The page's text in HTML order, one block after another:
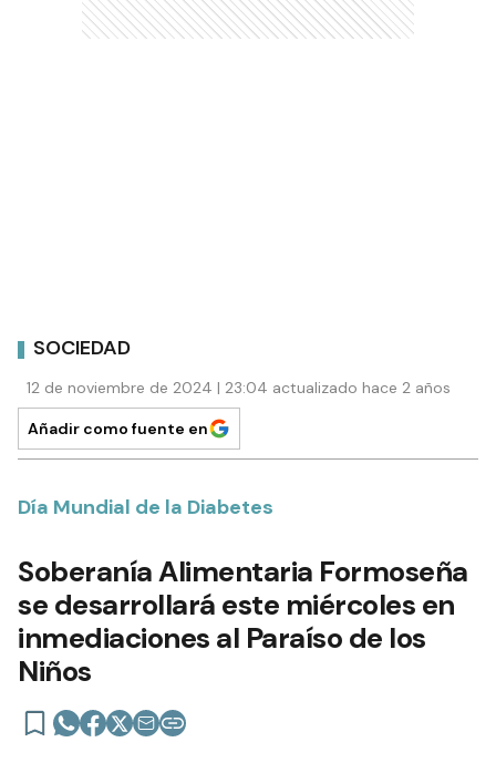
SOCIEDAD
12 de noviembre de 2024 | 23:04 actualizado hace 2 años
Añadir como fuente en
Día Mundial de la Diabetes
Soberanía Alimentaria Formoseña
se desarrollará este miércoles en
inmediaciones al Paraíso de los
Niños